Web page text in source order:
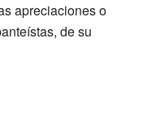
apreciaciones o
de su